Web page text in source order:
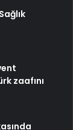
zaafını